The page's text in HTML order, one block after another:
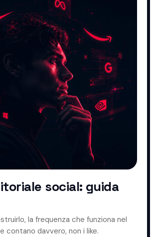
social: guida
la frequenza che funziona nel
contano davvero, non i like.